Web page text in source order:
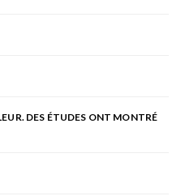
DES ÉTUDES ONT MONTRÉ